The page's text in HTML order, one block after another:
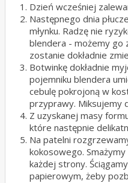
Dzień wcześniej
Następnego dnia
młynku. Radzę nie
blendera - możemy go
zostanie dokładnie
Botwinkę dokładnie
pojemniku blendera
cebulę pokrojoną w
przyprawy. Miksujemy
Z uzyskanej masy
które następnie
Na patelni
kokosowego.
każdej strony.
papierowym, żeby